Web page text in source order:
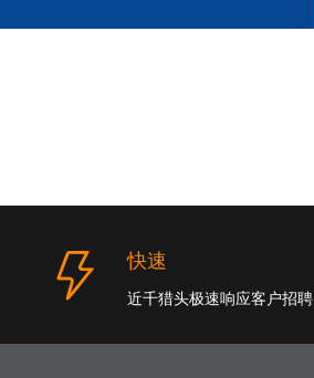
快速
近千猎头极速响应客户招聘